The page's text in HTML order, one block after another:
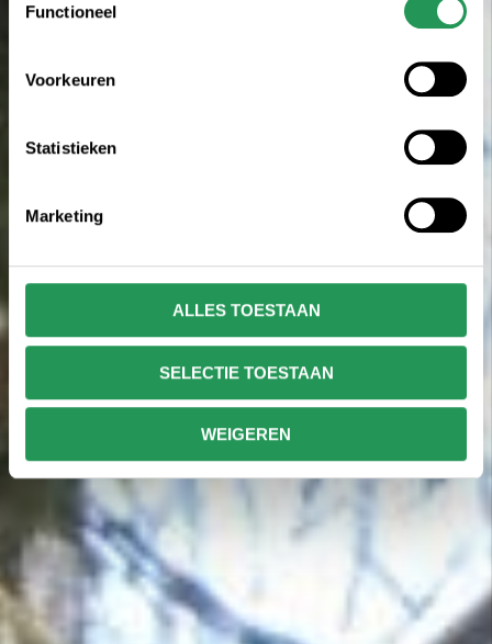
Functioneel
Voorkeuren
Statistieken
Marketing
ALLES TOESTAAN
SELECTIE TOESTAAN
WEIGEREN